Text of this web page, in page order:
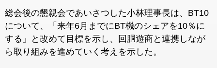
総会後の懇親会であいさつした小林理事長は、BT10
について、「来年6月までにBT機のシェアを10％に
する」と改めて目標を示し、回胴遊商と連携しなが
ら取り組みを進めていく考えを示した。